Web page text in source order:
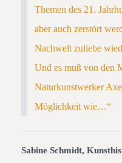
Themen des 21.
aber auch zerstört
Nachwelt zuliebe
Und es muß von den
Naturkunstwerker
Möglichkeit wie…“
Sabine Schmidt,